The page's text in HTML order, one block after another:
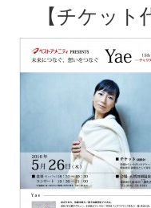
【チケット